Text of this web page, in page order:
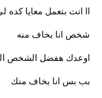
اا انت بتعمل معايا
شخص انا بخاف منه
اوعدك هفضل الشخص
بب بس انا بخاف منك